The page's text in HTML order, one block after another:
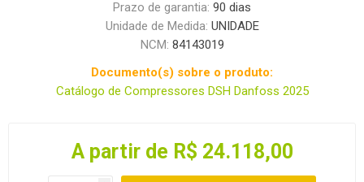
Prazo de garantia: 90 dias
Unidade de Medida: UNIDADE
NCM: 84143019
Documento(s) sobre o produto:
Catálogo de Compressores DSH Danfoss 2025
A partir de R$ 24.118,00